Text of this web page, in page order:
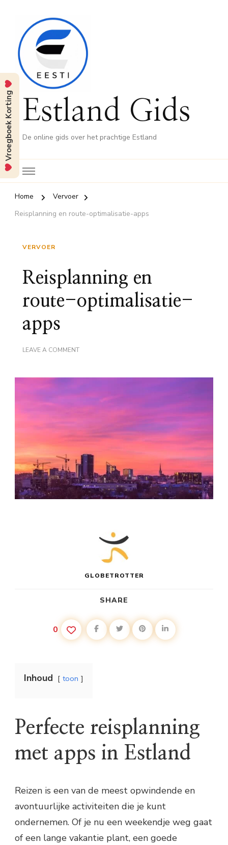
Estland Gids
De online gids over het prachtige Estland
Home
Vervoer
Reisplanning en route-optimalisatie-apps
VERVOER
Reisplanning en
route-optimalisatie-
apps
LEAVE A COMMENTON
APPS
GLOBETROTTER
SHARE
0
Inhoud toon
Perfecte reisplanning
met apps in Estland
Reizen is een van de meest opwindende en
avontuurlijke activiteiten die je kunt
ondernemen. Of je nu een weekendje weg gaat
of een lange vakantie plant, een goede
Vroegboek Korting